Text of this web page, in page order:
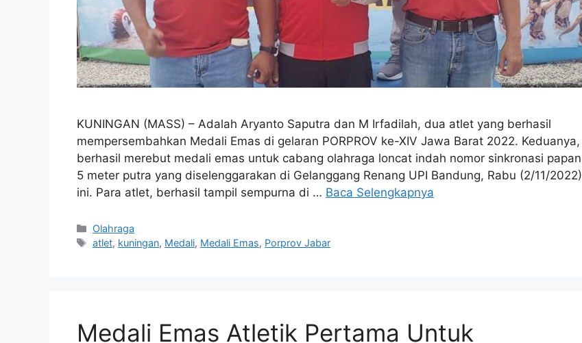
KUNINGAN (MASS) – Adalah Aryanto Saputra dan M Irfadilah, dua atlet yang berhasil
mempersembahkan Medali Emas di gelaran PORPROV ke-XIV Jawa Barat 2022. Keduanya,
berhasil merebut medali emas untuk cabang olahraga loncat indah nomor sinkronasi papan
5 meter putra yang diselenggarakan di Gelanggang Renang UPI Bandung, Rabu (2/11/2022)
ini. Para atlet, berhasil tampil sempurna di … Baca Selengkapnya
Kategori
Olahraga
Tag
atlet, kuningan, Medali, Medali Emas, Porprov Jabar
Medali Emas Atletik Pertama Untuk